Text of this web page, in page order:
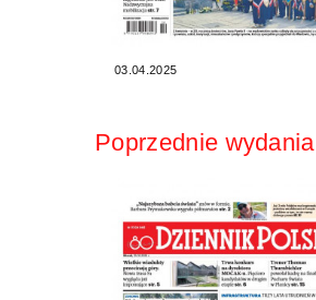
03.04.2025
Poprzednie wydania